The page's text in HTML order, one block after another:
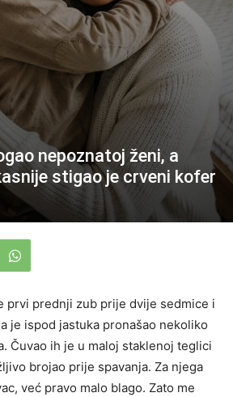
nepoznatoj ženi, a
stigao je crveni kofer
prvi prednji zub prije dvije sedmice i
je ispod jastuka pronašao nekoliko
Čuvao ih je u maloj staklenoj teglici
brojao prije spavanja. Za njega
već pravo malo blago. Zato me